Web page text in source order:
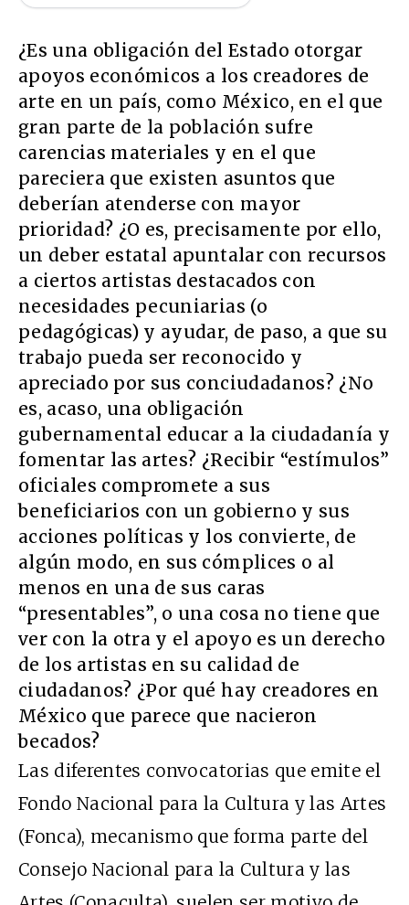
¿Es una obligación del Estado otorgar
apoyos económicos a los creadores de
arte en un país, como México, en el que
gran parte de la población sufre
carencias materiales y en el que
pareciera que existen asuntos que
deberían atenderse con mayor
prioridad? ¿O es, precisamente por ello,
un deber estatal apuntalar con recursos
a ciertos artistas destacados con
necesidades pecuniarias (o
pedagógicas) y ayudar, de paso, a que su
trabajo pueda ser reconocido y
apreciado por sus conciudadanos? ¿No
es, acaso, una obligación
gubernamental educar a la ciudadanía y
fomentar las artes? ¿Recibir “estímulos”
oficiales compromete a sus
beneficiarios con un gobierno y sus
acciones políticas y los convierte, de
algún modo, en sus cómplices o al
menos en una de sus caras
“presentables”, o una cosa no tiene que
ver con la otra y el apoyo es un derecho
de los artistas en su calidad de
ciudadanos? ¿Por qué hay creadores en
México que parece que nacieron
becados?
Las diferentes convocatorias que emite el
Fondo Nacional para la Cultura y las Artes
(Fonca), mecanismo que forma parte del
Consejo Nacional para la Cultura y las